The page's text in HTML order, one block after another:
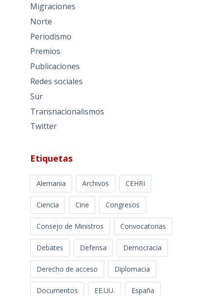
Migraciones
Norte
Periodismo
Premios
Publicaciones
Redes sociales
Sur
Transnacionalismos
Twitter
Etiquetas
Alemania Archivos CEHRI
Ciencia Cine Congresos
Consejo de Ministros Convocatorias
Debates Defensa Democracia
Derecho de acceso Diplomacia
Documentos EE.UU. España